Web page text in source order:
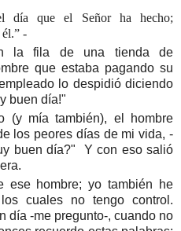
día que el Señor ha hecho;
-
la fila de una tienda de
que estaba pagando su
lo despidió diciendo
buen día!"
(y mía también), el hombre
los peores días de mi vida, -
buen día?" Y con eso salió
ese hombre; yo también he
cuales no tengo control.
día -me pregunto-, cuando no